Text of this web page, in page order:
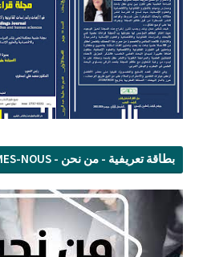
بطاقة تعريفية - من نحن - QUI SOMMES-NOUS